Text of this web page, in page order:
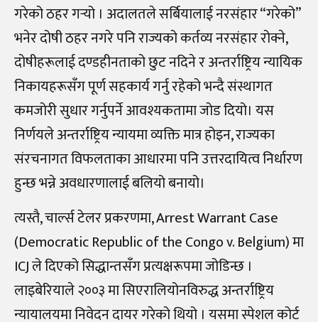
गरेको ठहर गर्‍यो । अदालतले सर्बियालाई नरसंहार “गरेको”
भनेर दोषी ठहर नगरे पनि राज्यको कर्तव्य नरसंहार रोक्ने,
दोषीहरूलाई दण्डहीनताको छुट नदिने र अन्तर्राष्ट्रिय न्यायिक
निकायहरूसँग पूर्ण सहकार्य गर्नु रहेको भन्दै संस्थागत
कमजोरी सुधार गर्नुपर्ने आवश्यकतामा जोड दियो। यस
निर्णयले अन्तर्राष्ट्रिय न्यायमा व्यक्ति मात्र होइन, राज्यका
संरचनागत विफलताका आधारमा पनि उत्तरदायित्व निर्धारण
हुन्छ भन्ने अवधारणालाई बलियो बनायो।
त्यस्तै, चार्ल्स टेलर प्रकरणमा, Arrest Warrant Case
(Democratic Republic of the Congo v. Belgium) मा
ICJ ले दिएको सिद्धान्तसँग प्रत्यक्षरूपमा जोडिन्छ ।
लाइबेरियाले २००३ मा सिएरालियोनविरुद्ध अन्तर्राष्ट्रिय
न्यायालयमा निवेदन दायर गरेको थियो । यसमा स्पेशल कोर्ट